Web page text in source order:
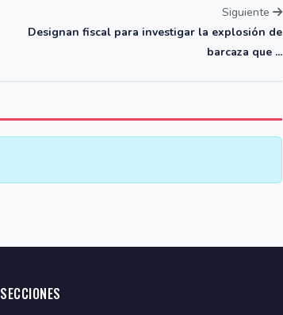
Siguiente
Designan fiscal para investigar la explosión de
barcaza que ...
SECCIONES